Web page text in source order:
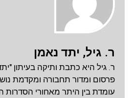
ר. גיל, יתד נאמן
ר. גיל היא כתבת ותיקה בעיתון
פרסום ומדור תחבורה ומקדמת
עומדת בין היתר מאחורי הסדרות